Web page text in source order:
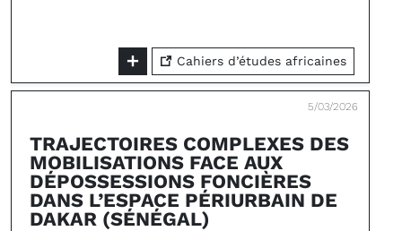
Cahiers d’études africaines
5/03/2026
TRAJECTOIRES COMPLEXES DES
MOBILISATIONS FACE AUX
DÉPOSSESSIONS FONCIÈRES
DANS L’ESPACE PÉRIURBAIN DE
DAKAR (SÉNÉGAL)